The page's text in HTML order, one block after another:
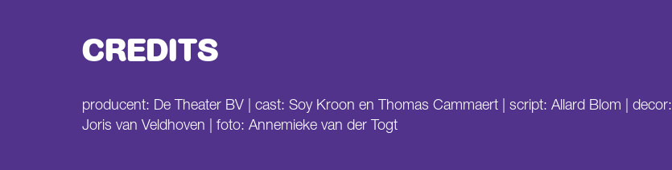
CREDITS
producent: De Theater BV | cast: Soy Kroon en Thomas Cammaert | script: Allard Blom | decor:
Joris van Veldhoven | foto: Annemieke van der Togt